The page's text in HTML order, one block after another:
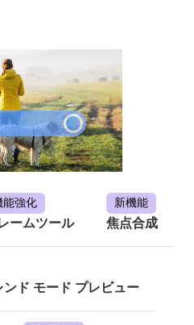
能強化
ームツール
新機能
焦点合成
ンド モード プレビュー